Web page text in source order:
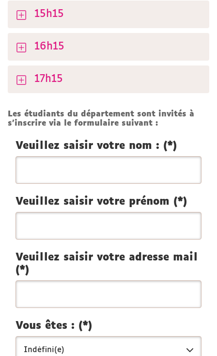
15h15
16h15
17h15
Les étudiants du département sont invités à
s'inscrire via le formulaire suivant :
Veuillez saisir votre nom : (*)
Veuillez saisir votre prénom (*)
Veuillez saisir votre adresse mail
(*)
Vous êtes : (*)